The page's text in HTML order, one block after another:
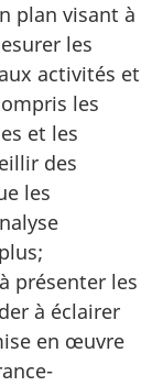
plan visant à
les
activités et
les
et les
des
les
présenter les
à éclairer
en œuvre